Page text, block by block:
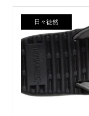
日々徒然